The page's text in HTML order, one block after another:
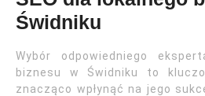
Świdniku
Wybór odpowiedniego
biznesu w Świdniku to
znacząco wpłynąć na jego